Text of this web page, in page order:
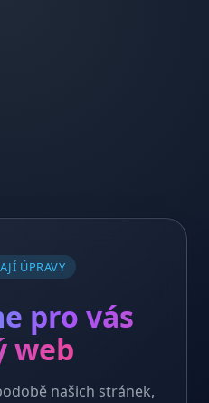
ÚPRAVY
pro vás
web
našich stránek,